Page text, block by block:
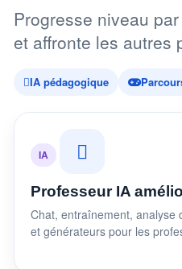
Progresse niveau
et affronte les autres
IA pédagogique
IA
Professeur IA
Chat, entraînement, analyse
et générateurs pour les